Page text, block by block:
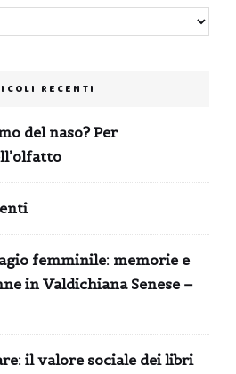
RECENTI
del naso? Per
femminile: memorie e
in Valdichiana Senese –
il valore sociale dei libri